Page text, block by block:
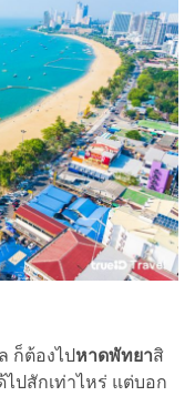
ก็ต้องไปหาดพัทยาสิ
ปสักเท่าไหร่ แต่บอก